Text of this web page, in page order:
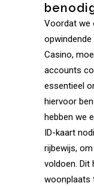
Voordat we
Casino,
accounts
essentieel
hiervoor
hebben we
ID-kaart
rijbewijs,
voldoen. Dit
woonplaats